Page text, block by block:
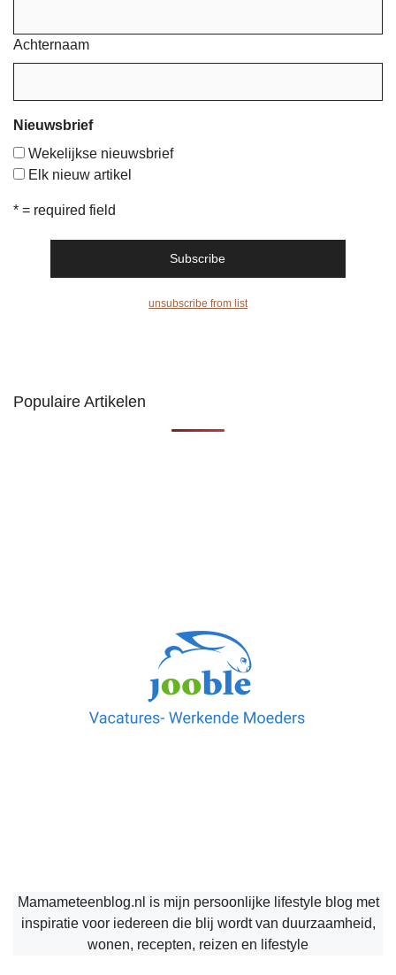
Achternaam
Nieuwsbrief
Wekelijkse nieuwsbrief
Elk nieuw artikel
* = required field
unsubscribe from list
Populaire Artikelen
Mamameteenblog.nl is mijn persoonlijke lifestyle blog met
inspiratie voor iedereen die blij wordt van duurzaamheid,
wonen, recepten, reizen en lifestyle